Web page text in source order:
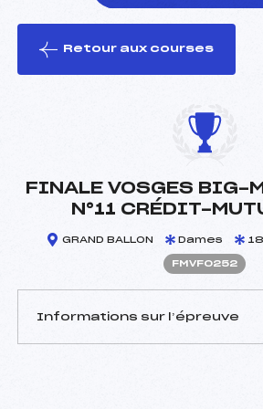
le ski
Retour aux courses
FINALE VOSGES BIG-
N°11 CRÉDIT-
GRAND BALLON Dames
FMVF0252
Informations sur l’épreuve